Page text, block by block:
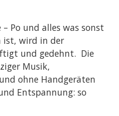
– Po und alles was sonst
ist, wird in der
und gedehnt. Die
Musik,
ohne Handgeräten
Entspannung: so